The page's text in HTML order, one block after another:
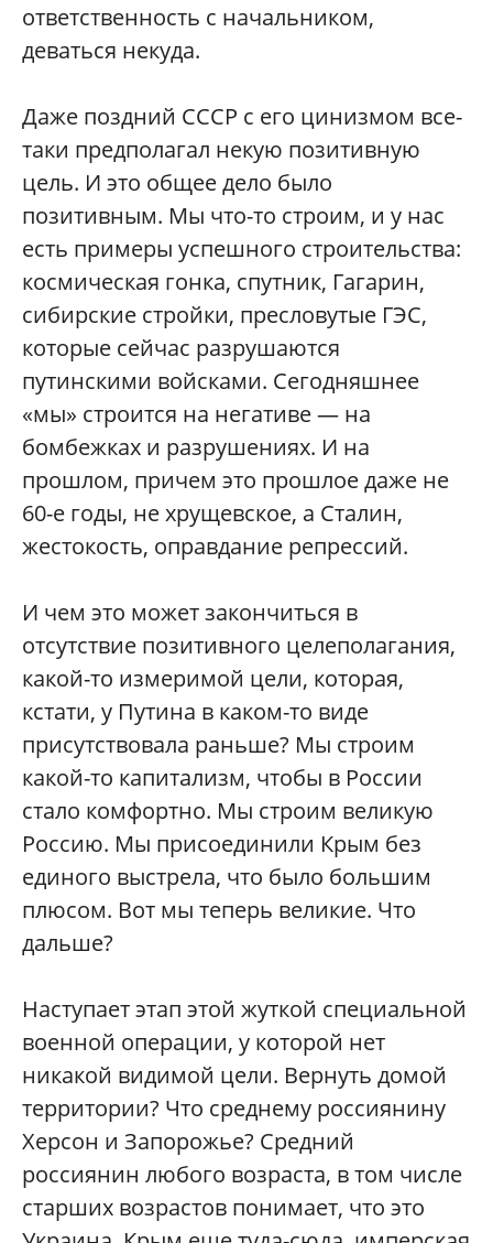
ответственность с начальником,
деваться некуда.
Даже поздний СССР с его цинизмом все-
таки предполагал некую позитивную
цель. И это общее дело было
позитивным. Мы что-то строим, и у нас
есть примеры успешного строительства:
космическая гонка, спутник, Гагарин,
сибирские стройки, пресловутые ГЭС,
которые сейчас разрушаются
путинскими войсками. Сегодняшнее
«мы» строится на негативе — на
бомбежках и разрушениях. И на
прошлом, причем это прошлое даже не
60-е годы, не хрущевское, а Сталин,
жестокость, оправдание репрессий.
И чем это может закончиться в
отсутствие позитивного целеполагания,
какой-то измеримой цели, которая,
кстати, у Путина в каком-то виде
присутствовала раньше? Мы строим
какой-то капитализм, чтобы в России
стало комфортно. Мы строим великую
Россию. Мы присоединили Крым без
единого выстрела, что было большим
плюсом. Вот мы теперь великие. Что
дальше?
Наступает этап этой жуткой специальной
военной операции, у которой нет
никакой видимой цели. Вернуть домой
территории? Что среднему россиянину
Херсон и Запорожье? Средний
россиянин любого возраста, в том числе
старших возрастов понимает, что это